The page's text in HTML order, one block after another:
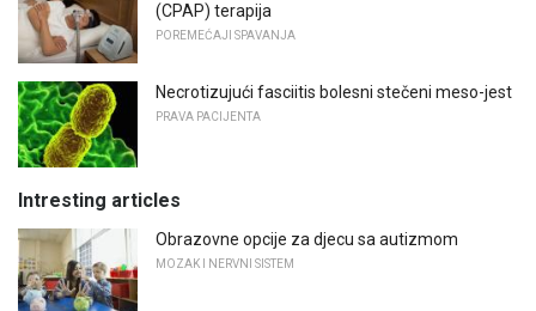
(CPAP) terapija
POREMEĆAJI SPAVANJA
Necrotizujući fasciitis bolesni stečeni meso-jest
PRAVA PACIJENTA
Intresting articles
Obrazovne opcije za djecu sa autizmom
MOZAK I NERVNI SISTEM